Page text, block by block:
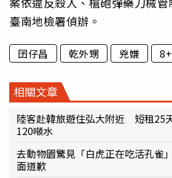
臺南地檢署偵辦。
囝仔昌 乾外甥 兇嫌
相關文章
陸客赴韓旅遊住弘大附近 短租25
120噸水
去動物園驚見「白虎正在吃活孔
面道歉